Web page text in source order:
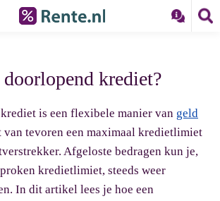
doorlopend krediet?
is een flexibele manier van geld
van tevoren een maximaal kredietlimiet
Afgeloste bedragen kun je,
kredietlimiet, steeds weer
In dit artikel lees je hoe een